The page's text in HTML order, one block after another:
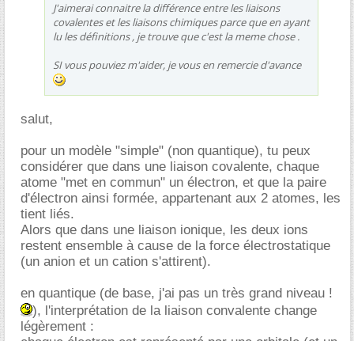
J'aimerai connaitre la différence entre les liaisons
covalentes et les liaisons chimiques parce que en ayant
lu les définitions , je trouve que c'est la meme chose .
SI vous pouviez m'aider, je vous en remercie d'avance
salut,
pour un modèle "simple" (non quantique), tu peux
considérer que dans une liaison covalente, chaque
atome "met en commun" un électron, et que la paire
d'électron ainsi formée, appartenant aux 2 atomes, les
tient liés.
Alors que dans une liaison ionique, les deux ions
restent ensemble à cause de la force électrostatique
(un anion et un cation s'attirent).
en quantique (de base, j'ai pas un très grand niveau !
), l'interprétation de la liaison convalente change
légèrement :